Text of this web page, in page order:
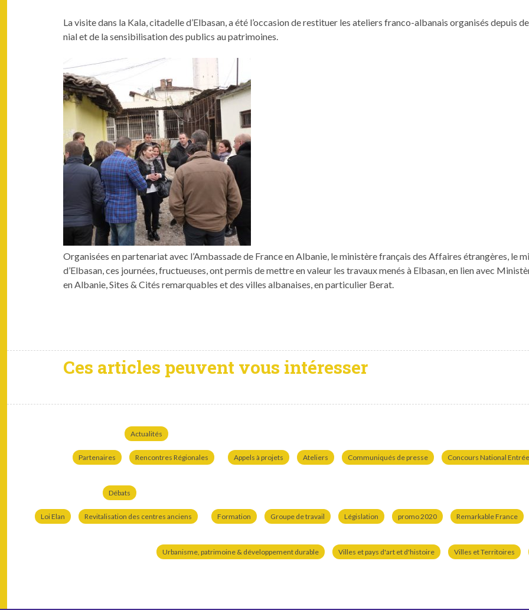
La vis­ite dans la Kala, citadelle d’Elbasan, a été l’occasion de restituer les ate­liers fran­co-albanais organ­isés depuis
ni­al et de la sen­si­bil­i­sa­tion des publics au patrimoines.
Organ­isées en parte­nar­i­at avec l’Ambassade de France en Alban­ie, le min­istère français des Affaires étrangères, le
d’Elbasan, ces journées, fructueuses, ont per­mis de met­tre en valeur les travaux menés à Elbasan, en lien avec
en Alban­ie, Sites & Cités remar­quables et des villes albanais­es, en par­ti­c­uli­er Berat.
Ces articles peuvent vous intéresser
Actualités
Partenaires Rencontres Régionales Appels à projets Ateliers Communiqués de presse Concours National
Débats
Loi Elan Revitalisation des centres anciens Formation Groupe de travail Législation promo 2020 Remarkable France
Urbanisme, patrimoine & développement durable Villes et pays d'art et d'histoire Villes et Territoires